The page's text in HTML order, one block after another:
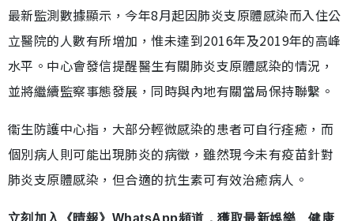
最新監測數據顯示，今年8月起因肺炎支原體感染而入住公
立醫院的人數有所增加，惟未達到2016年及2019年的高峰
水平。中心會發信提醒醫生有關肺炎支原體感染的情況，
並將繼續監察事態發展，同時與內地有關當局保持聯繫。
衞生防護中心指，大部分輕微感染的患者可自行痊癒，而
個別病人則可能出現肺炎的病徵，雖然現今未有疫苗針對
肺炎支原體感染，但合適的抗生素可有效治癒病人。
立刻加入《晴報》WhatsApp頻道，獲取最新娛樂、健康